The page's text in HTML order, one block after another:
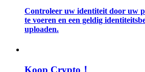
Controleer uw identiteit door uw
te voeren en een geldig
uploaden.